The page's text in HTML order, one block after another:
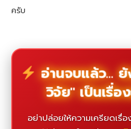
ครับ
อ่านจบแล้ว...
วิจัย" เป็นเรื่อ
อย่าปล่อยให้ความเครียดเรื่